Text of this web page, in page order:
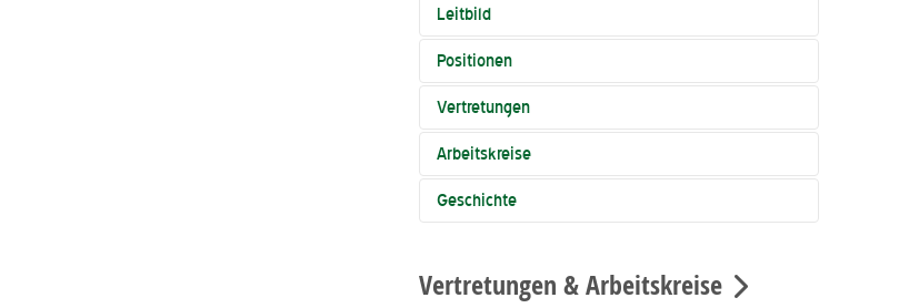
Leitbild
Positionen
Vertretungen
Arbeitskreise
Geschichte
Vertretungen & Arbeitskreise